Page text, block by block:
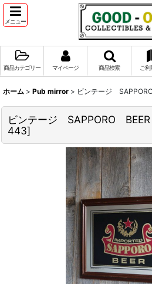
メニュー
商品カテゴリー マイページ 商品検索 ご
ホーム > Pub mirror > ビンテージ
ビンテージ SAPPORO
443]